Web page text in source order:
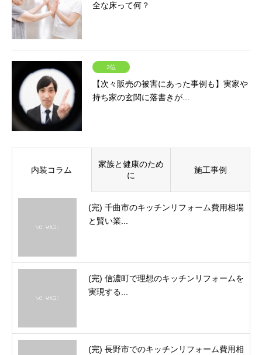
全な床って何？
3位
【次々販売の被害にあった事例も】実家や
持ち家の玄関に落書きが...
内装コラム
家族と健康のため
に
施工事例
(完) 千曲市のキッチンリフォーム費用相場
と賢い業...
(完) 信濃町で理想のキッチンリフォームを
実現する...
(完) 長野市でのキッチンリフォーム費用相